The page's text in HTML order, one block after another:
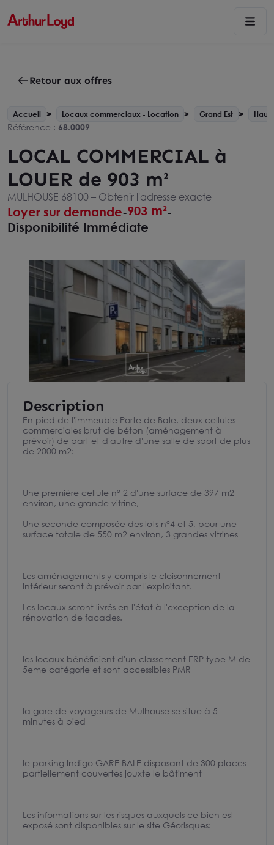
Retour aux offres
Accueil Locaux commerciaux - Location Grand Est
Référence : 68.0009
LOCAL COMMERCIAL à
LOUER de 903 m²
MULHOUSE 68100 – Obtenir l'adresse exacte
Loyer sur demande-903 m²-
Disponibilité Immédiate
Description
En pied de l'immeuble Porte de Bale, deux cellules
commerciales brut de béton (aménagement à
prévoir) de part et d'autre d'une salle de sport de plus
de 2000 m2:
Une première cellule n° 2 d'une surface de 397 m2
environ, une grande vitrine,
Une seconde composée des lots n°4 et 5, pour une
surface totale de 550 m2 environ, 3 grandes vitrines
Les aménagements y compris le cloisonnement
intérieur seront à prévoir par l'exploitant.
Les locaux seront livrés en l'état à l'exception de la
rénovation de facades.
les locaux bénéficient d'un classement ERP type M de
5eme catégorie et sont accessibles PMR
la gare de voyageurs de Mulhouse se situe à 5
minutes à pied
le parking Indigo GARE BALE disposant de 300 places
partiellement couvertes jouxte le bâtiment
Les informations sur les risques auxquels ce bien est
exposé sont disponibles sur le site Géorisques: